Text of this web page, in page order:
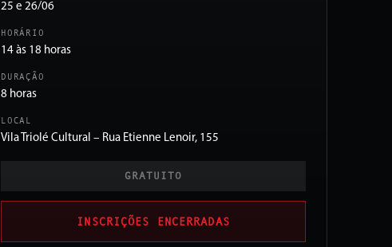
25 e 26/06
HORÁRIO
14 às 18 horas
DURAÇÃO
8 horas
LOCAL
Vila Triolé Cultural – Rua Etienne Lenoir, 155
GRATUITO
INSCRIÇÕES ENCERRADAS